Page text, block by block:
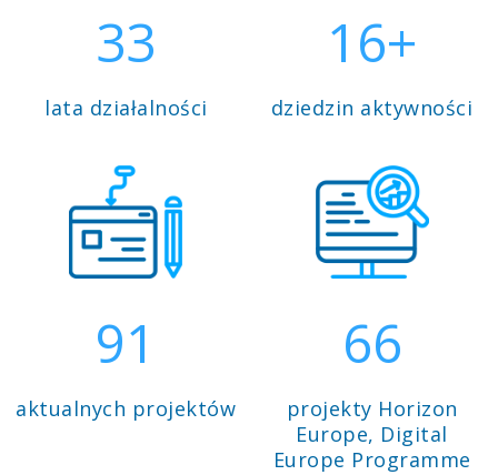
33
lata działalności
16+
dziedzin aktywności
91
aktualnych projektów
66
projekty Horizon
Europe, Digital
Europe Programme